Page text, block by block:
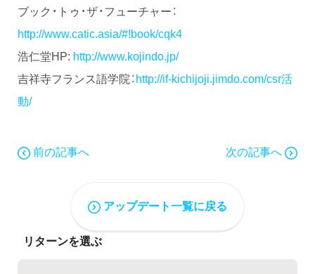
ブック・トゥ・ザ・フューチャー：
http://www.catic.asia/#!book/cqk4
浩仁堂HP: http://www.kojindo.jp/
吉祥寺フランス語学院：http://if-kichijoji.jimdo.com/csr活
動/
前の記事へ 次の記事へ
アップデート一覧に戻る
リターンを選ぶ